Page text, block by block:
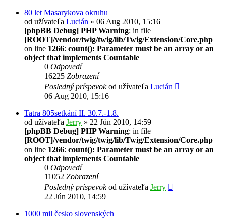
80 let Masarykova okruhu
od užívateľa Lucián » 06 Aug 2010, 15:16
[phpBB Debug] PHP Warning: in file
[ROOT]/vendor/twig/twig/lib/Twig/Extension/Core.php
on line 1266: count(): Parameter must be an array or an
object that implements Countable
0 Odpovedí
16225 Zobrazení
Posledný príspevokod užívateľa Lucián
06 Aug 2010, 15:16
Tatra 805setkání II. 30.7.-1.8.
od užívateľa Jerry » 22 Jún 2010, 14:59
[phpBB Debug] PHP Warning: in file
[ROOT]/vendor/twig/twig/lib/Twig/Extension/Core.php
on line 1266: count(): Parameter must be an array or an
object that implements Countable
0 Odpovedí
11052 Zobrazení
Posledný príspevokod užívateľa Jerry
22 Jún 2010, 14:59
1000 mil česko slovenských